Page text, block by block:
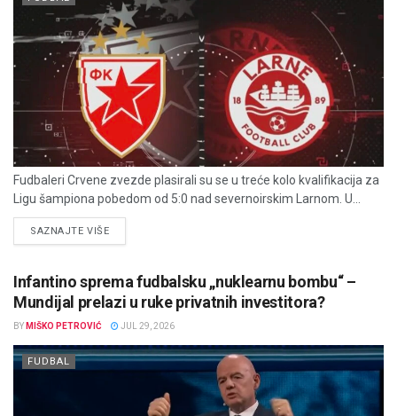
Fudbaleri Crvene zvezde plasirali su se u treće kolo kvalifikacija za
Ligu šampiona pobedom od 5:0 nad severnoirskim Larnom. U...
SAZNAJTE VIŠEDETAILS
Infantino sprema fudbalsku „nuklearnu bombu“ –
Mundijal prelazi u ruke privatnih investitora?
BY MIŠKO PETROVIĆ JUL 29, 2026
FUDBAL